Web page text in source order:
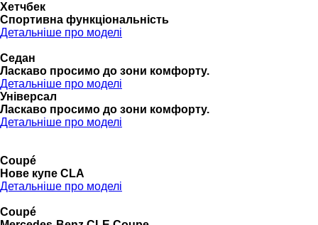
Хетчбек
Спортивна функціональність
Детальніше про моделі
Седан
Ласкаво просимо до зони комфорту.
Детальніше про моделі
Універсал
Ласкаво просимо до зони комфорту.
Детальніше про моделі
Coupé
Нове купе CLA
Детальніше про моделі
Coupé